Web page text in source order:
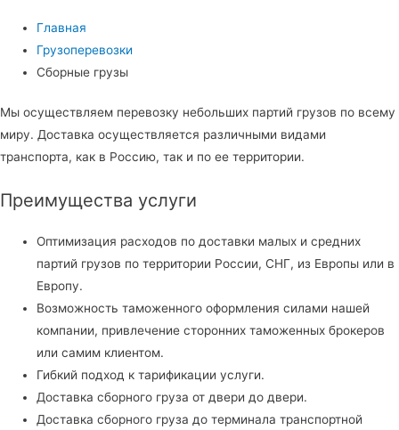
Главная
Грузоперевозки
Сборные грузы
Мы осуществляем перевозку небольших партий грузов по всему
миру. Доставка осуществляется различными видами
транспорта, как в Россию, так и по ее территории.
Преимущества услуги
Оптимизация расходов по доставки малых и средних
партий грузов по территории России, СНГ, из Европы или в
Европу.
Возможность таможенного оформления силами нашей
компании, привлечение сторонних таможенных брокеров
или самим клиентом.
Гибкий подход к тарификации услуги.
Доставка сборного груза от двери до двери.
Доставка сборного груза до терминала транспортной